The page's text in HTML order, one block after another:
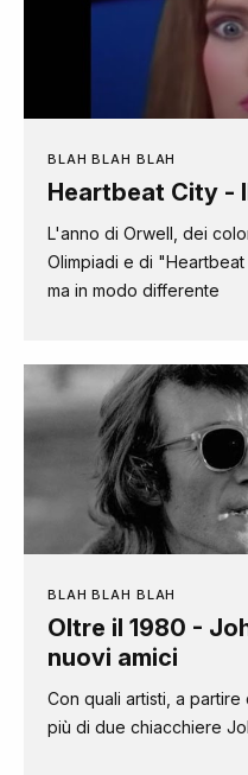
BLAH BLAH BLAH
Heartbeat City -
L'anno di Orwell, dei
Olimpiadi e di
ma in modo differente
BLAH BLAH BLAH
Oltre il 1980 -
nuovi amici
Con quali artisti, a partire
più di due chiacchiere